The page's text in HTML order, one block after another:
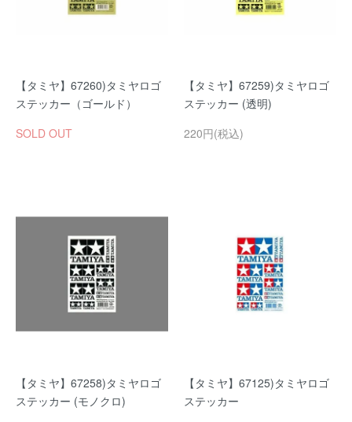
【タミヤ】67260)タミヤロゴ
ステッカー（ゴールド）
SOLD OUT
【タミヤ】67259)タミヤロゴ
ステッカー (透明)
220円(税込)
【タミヤ】67258)タミヤロゴ
ステッカー (モノクロ)
【タミヤ】67125)タミヤロゴ
ステッカー